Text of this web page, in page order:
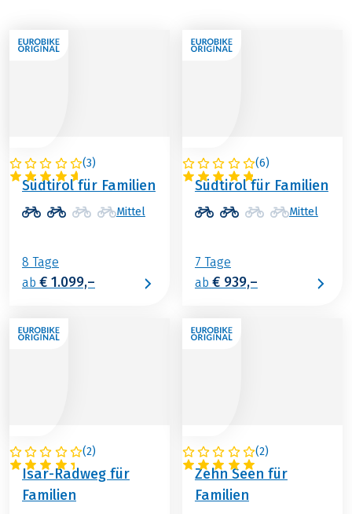
(3)
ITALIEN
Südtirol für Familien
Mittel
8 Tage
ab € 1.099,–
(6)
ITALIEN
Südtirol für Familien
Mittel
7 Tage
ab € 939,–
(2)
DEUTSCHLAND
Isar-Radweg für
Familien
(2)
ÖSTERREICH
Zehn Seen für
Familien